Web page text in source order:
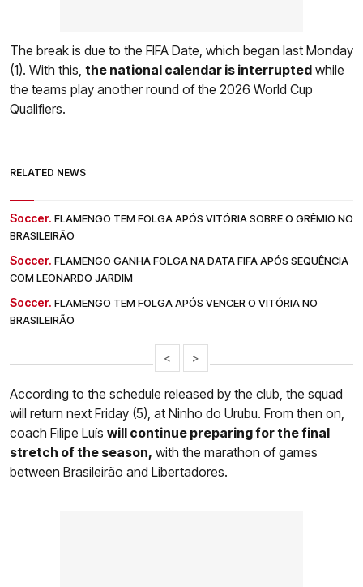
The break is due to the FIFA Date, which began last Monday
(1). With this, the national calendar is interrupted while
the teams play another round of the 2026 World Cup
Qualifiers.
RELATED NEWS
Soccer. FLAMENGO TEM FOLGA APÓS VITÓRIA SOBRE O GRÊMIO NO
BRASILEIRÃO
Soccer. FLAMENGO GANHA FOLGA NA DATA FIFA APÓS SEQUÊNCIA
COM LEONARDO JARDIM
Soccer. FLAMENGO TEM FOLGA APÓS VENCER O VITÓRIA NO
BRASILEIRÃO
< >
According to the schedule released by the club, the squad
will return next Friday (5), at Ninho do Urubu. From then on,
coach Filipe Luís will continue preparing for the final
stretch of the season, with the marathon of games
between Brasileirão and Libertadores.